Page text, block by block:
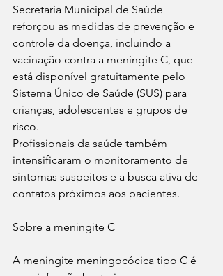
Secretaria Municipal de Saúde
reforçou as medidas de prevenção e
controle da doença, incluindo a
vacinação contra a meningite C, que
está disponível gratuitamente pelo
Sistema Único de Saúde (SUS) para
crianças, adolescentes e grupos de
risco.
Profissionais da saúde também
intensificaram o monitoramento de
sintomas suspeitos e a busca ativa de
contatos próximos aos pacientes.
Sobre a meningite C
A meningite meningocócica tipo C é